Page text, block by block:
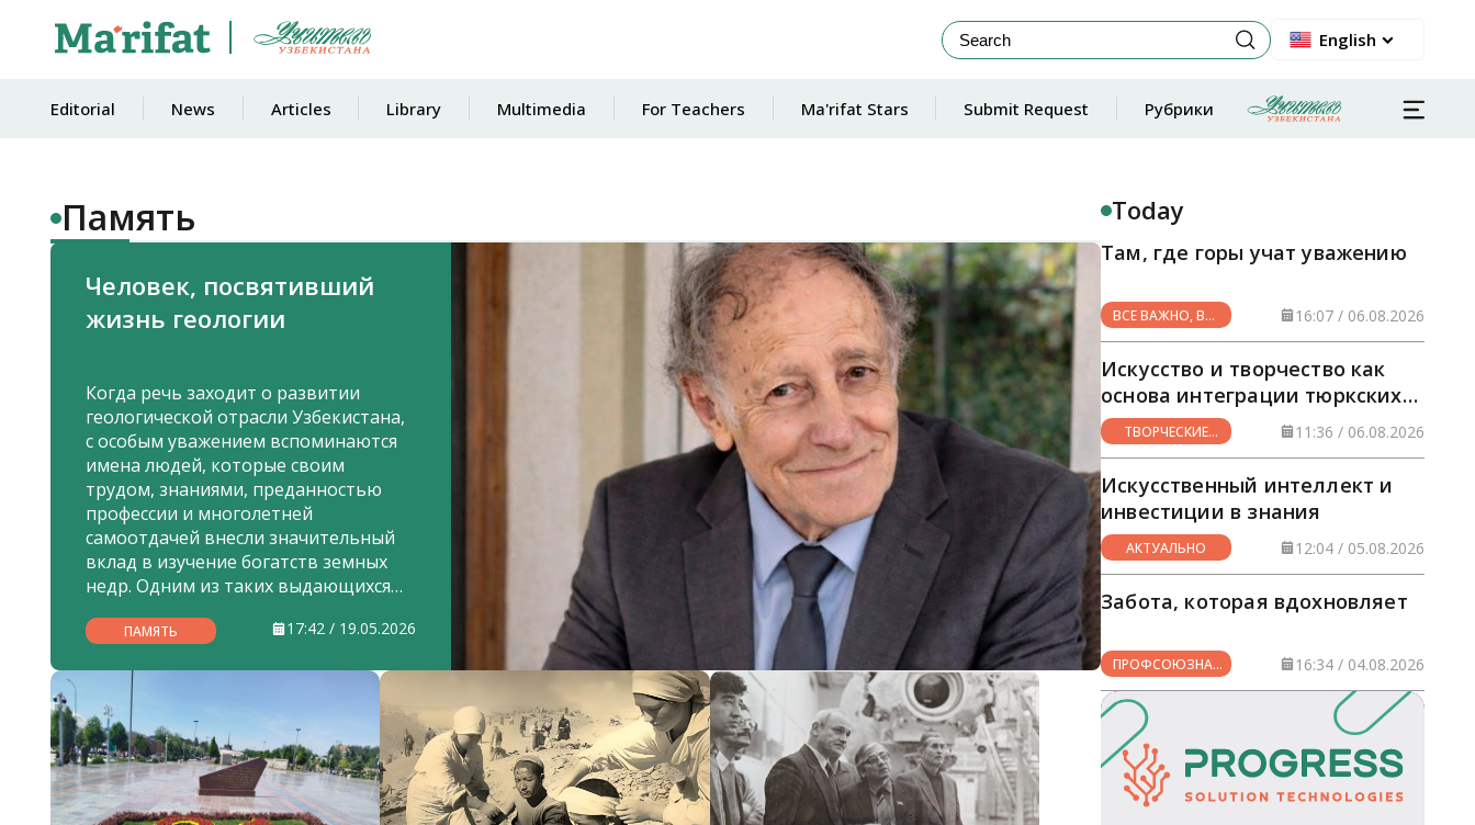
English
Editorial News Articles Library Multimedia For Teachers Ma'rifat Stars Submit Request Рубрики
Память
Человек, посвятивший
жизнь геологии
Когда речь заходит о развитии
геологической отрасли Узбекистана,
с особым уважением вспоминаются
имена людей, которые своим
трудом, знаниями, преданностью
профессии и многолетней
самоотдачей внесли значительный
вклад в изучение богатств земных
недр. Одним из таких выдающихся
Глейзер. Его насыщенная жизнь,
деятельность и богатый
профессиональный опыт оставили
заметный след в укреплении и
развитии минерально-сырьевой
базы нашей страны.
ПАМЯТЬ 17:42 / 19.05.2026
Today
Там, где горы учат уважению
ВСЕ ВАЖНО, ВСЕ
НУЖНО
16:07 / 06.08.2026
Искусство и творчество как
основа интеграции тюркских
стран
ТВОРЧЕСКИЕ
ГОРИЗОНТЫ
11:36 / 06.08.2026
Искусственный интеллект и
инвестиции в знания
АКТУАЛЬНО 12:04 / 05.08.2026
Забота, которая вдохновляет
ПРОФСОЮЗНАЯ
ЖИЗНЬ
16:34 / 04.08.2026